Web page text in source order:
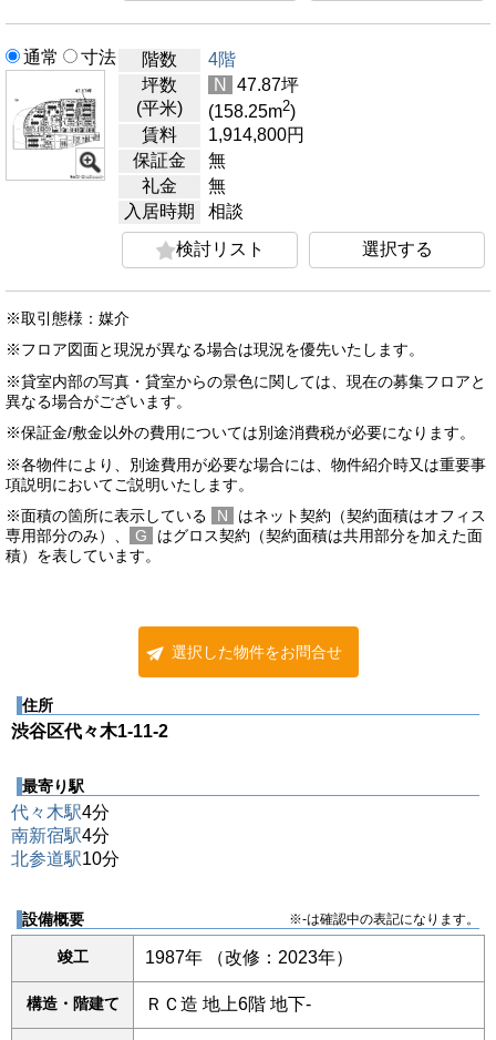
通常 寸法 階数
4階
坪数
(平米)
N 47.87坪
(158.25m2)
賃料
1,914,800円
保証金
無
礼金
無
入居時期
相談
検討リスト
選択する
※取引態様：媒介
※フロア図面と現況が異なる場合は現況を優先いたします。
※貸室内部の写真・貸室からの景色に関しては、現在の募集フロアと
異なる場合がございます。
※保証金/敷金以外の費用については別途消費税が必要になります。
※各物件により、別途費用が必要な場合には、物件紹介時又は重要事
項説明においてご説明いたします。
※面積の箇所に表示している
N
はネット契約（契約面積はオフィス
専用部分のみ）、
G
はグロス契約（契約面積は共用部分を加えた面
積）を表しています。
選択した物件をお問合せ
住所
渋谷区代々木1-11-2
最寄り駅
代々木駅4分
南新宿駅4分
北参道駅10分
設備概要 ※-は確認中の表記になります。
竣工 1987年 （改修：2023年）
構造・階建て ＲＣ造 地上6階 地下-